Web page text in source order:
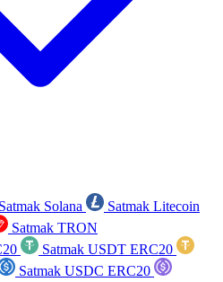
Satmak Solana
Satmak Litecoin
Satmak TRON
Satmak USDT ERC20
Satmak USDC ERC20